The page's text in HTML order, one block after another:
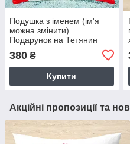
Подушка з іменем (ім'я
можна змінити).
Подарунок на Тетянин
380 ₴
Купити
Акційні пропозиції та